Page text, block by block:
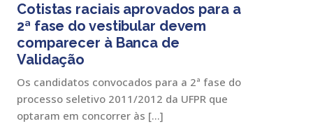
Cotistas raciais aprovados para a
2ª fase do vestibular devem
comparecer à Banca de
Validação
Os candidatos convocados para a 2ª fase do
processo seletivo 2011/2012 da UFPR que
optaram em concorrer às […]